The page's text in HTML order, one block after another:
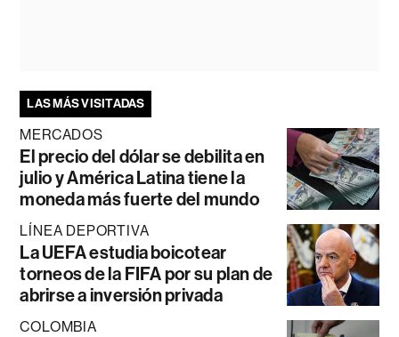
LAS MÁS VISITADAS
MERCADOS
El precio del dólar se debilita en
julio y América Latina tiene la
moneda más fuerte del mundo
LÍNEA DEPORTIVA
La UEFA estudia boicotear
torneos de la FIFA por su plan de
abrirse a inversión privada
COLOMBIA